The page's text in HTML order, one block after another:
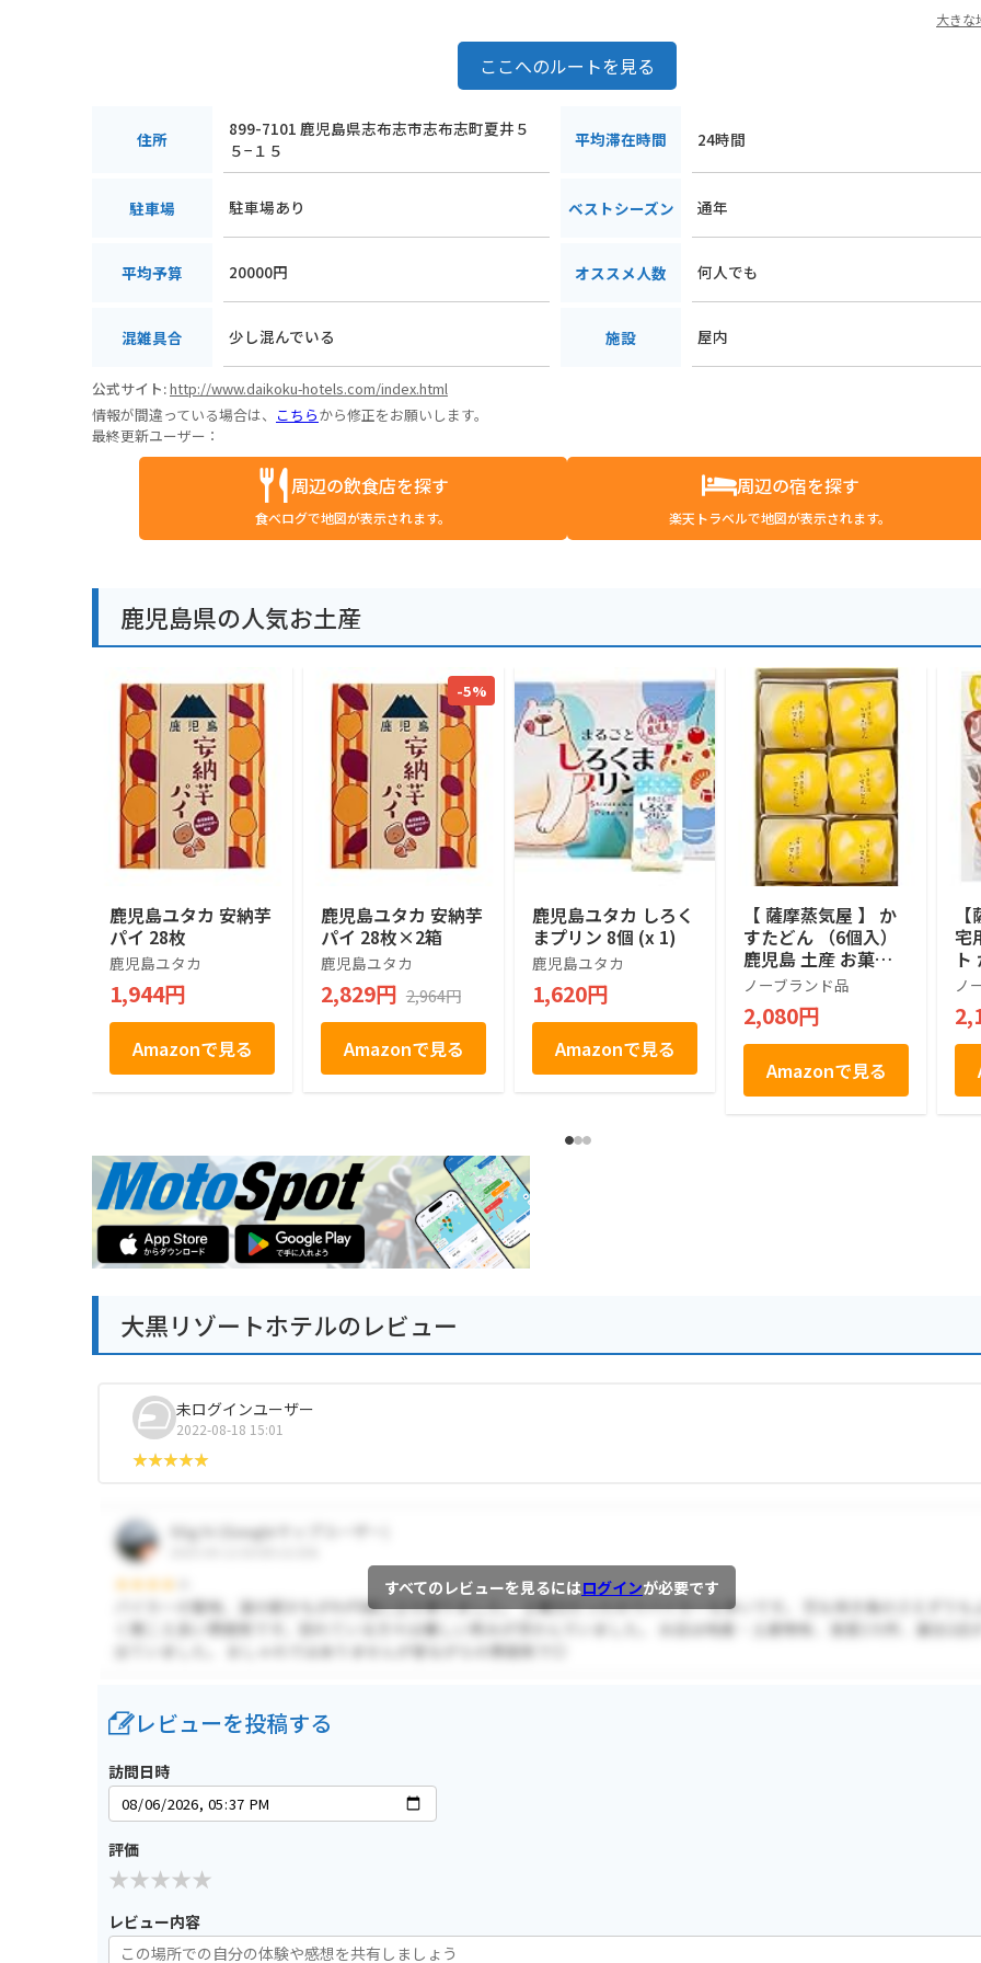
大きな
ここへのルートを見る
住所
899-7101 鹿児島県志布志市志布志町夏井５
５−１５
平均滞在時間 24時間
駐車場 駐車場あり ベストシーズン 通年
平均予算 20000円 オススメ人数 何人でも
混雑具合 少し混んでいる 施設 屋内
公式サイト:http://www.daikoku-hotels.com/index.html
情報が間違っている場合は、 こちらから修正をお願いします。
最終更新ユーザー：
周辺の飲食店を探す
食べログで地図が表示されます。
周辺の宿を探す
楽天トラベルで地図が表示されます。
鹿児島県の人気お土産
鹿児島ユタカ 安納芋
パイ 28枚
鹿児島ユタカ
1,944円
Amazonで見る
-5%
鹿児島ユタカ 安納芋
パイ 28枚×2箱
鹿児島ユタカ
2,829円 2,964円
Amazonで見る
鹿児島ユタカ しろく
まプリン 8個 (x 1)
鹿児島ユタカ
1,620円
Amazonで見る
【 薩摩蒸気屋 】 か
すたどん （6個入）
鹿児島 土産 お菓子
手提げ袋付き
ノーブランド品
2,080円
Amazonで見る
宅
ト
な
が
季
お
ス
ノ
大黒リゾートホテルのレビュー
未ログインユーザー
2022-08-18 15:01
すべてのレビューを見るにはログインが必要です
レビューを投稿する
訪問日時
評価
レビュー内容